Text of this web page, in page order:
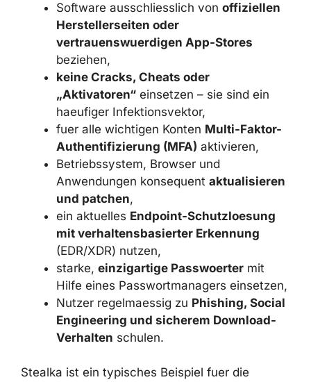
Verhaltensmassnahmen:
Software ausschliesslich von
offiziellen Herstellerseiten oder
vertrauenswuerdigen App-Stores
beziehen,
keine Cracks, Cheats oder
„Aktivatoren“einsetzen – sie sind ein
haeufiger Infektionsvektor,
fuer alle wichtigen KontenMulti-
Faktor-Authentifizierung (MFA)
aktivieren,
Betriebssystem, Browser und
Anwendungen konsequent
aktualisieren und patchen
ein aktuellesEndpoint-Schutzloesung
mit verhaltensbasierter Erkennung
(EDR/XDR) nutzen,
starke,einzigartige Passwoertermit
Hilfe eines Passwortmanagers
Nutzer regelmaessig zuPhishing,